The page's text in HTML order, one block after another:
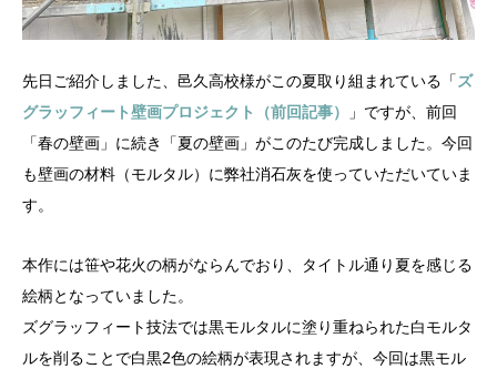
先日ご紹介しました、邑久高校様がこの夏取り組まれている「ズ
グラッフィート壁画プロジェクト（前回記事）
」ですが、前回
「春の壁画」に続き「夏の壁画」がこのたび完成しました。今回
も壁画の材料（モルタル）に弊社消石灰を使っていただいていま
す。
本作には笹や花火の柄がならんでおり、タイトル通り夏を感じる
絵柄となっていました。
ズグラッフィート技法では黒モルタルに塗り重ねられた白モルタ
ルを削ることで白黒2色の絵柄が表現されますが、今回は黒モル